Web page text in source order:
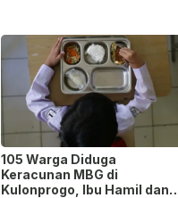
105 Warga Diduga
Keracunan MBG di
Kulonprogo, Ibu Hamil dan